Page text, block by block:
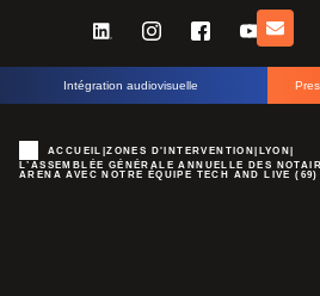
Intégration audiovisuelle
ACCUEIL |ZONES D'INTERVENTION LYON
L’ASSEMBLÉE GÉNÉRALE ANNUELLE DES
ARENA AVEC NOTRE ÉQUIPE TECH AND LIVE (69)